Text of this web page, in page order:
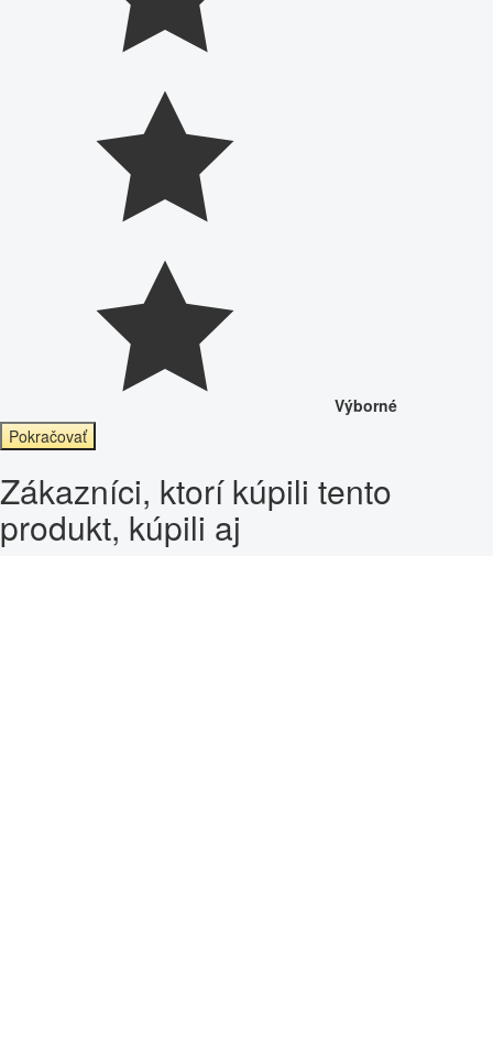
Výborné
Pokračovať
Zákazníci, ktorí kúpili tento
produkt, kúpili aj